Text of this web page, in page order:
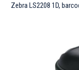
Zebra LS2208 1D,